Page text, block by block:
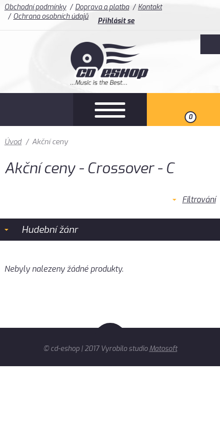
Obchodní podmínky Doprava a platba
Kontakt
Ochrana osobních údajů
Přihlásit se
0
Úvod / Akční ceny
Akční ceny - Crossover - C
Filtrování
Hudební žánr
Nebyly nalezeny žádné produkty.
© cd-eshop | 2017 Vyrobilo studio Matosoft